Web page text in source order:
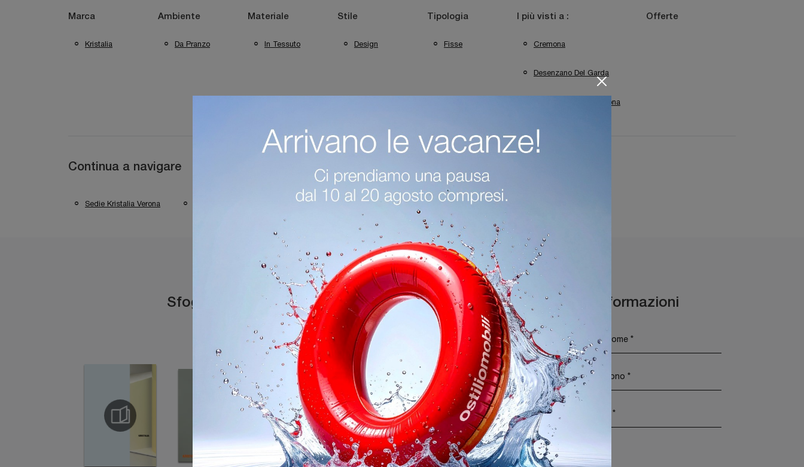
Marca
Kristalia
Ambiente
Da Pranzo
Materiale
In Tessuto
Stile
Design
Tipologia
Fisse
I più visti a :
Cremona
Desenzano Del Garda
Verona
Offerte
Continua a navigare
Sedie Kristalia Verona Sedie Kristalia Desenzano Del Garda Sedie Kristalia Cremona Sedie Kristalia Sirmione
Sfoglia i cataloghi Richiedi Maggiori Informazioni